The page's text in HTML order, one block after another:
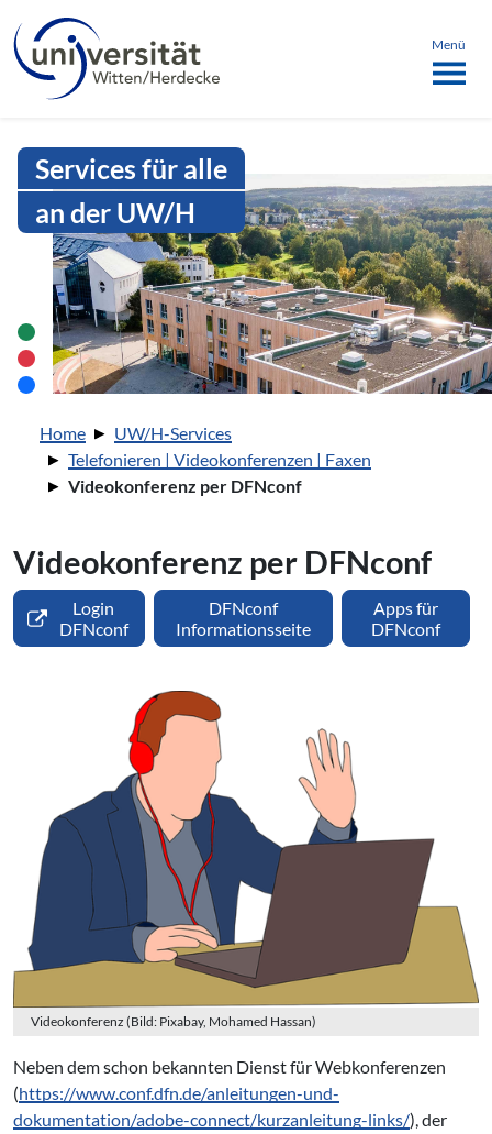
Intranet Uni WH |
Menü
Sprachmenü
schließen
Services für alle
an der UW/H
Sie sind hier:
Home
UW/H-Services
Telefonieren | Videokonferenzen | Faxen
Videokonferenz per DFNconf
Videokonferenz per DFNconf
Login
DFNconf
DFNconf
Informationsseite
Apps für
DFNconf
Videokonferenz (Bild: Pixabay, Mohamed Hassan)
Neben dem schon bekannten Dienst für Webkonferenzen
(https://www.conf.dfn.de/anleitungen-und-
dokumentation/adobe-connect/kurzanleitung-links/), der